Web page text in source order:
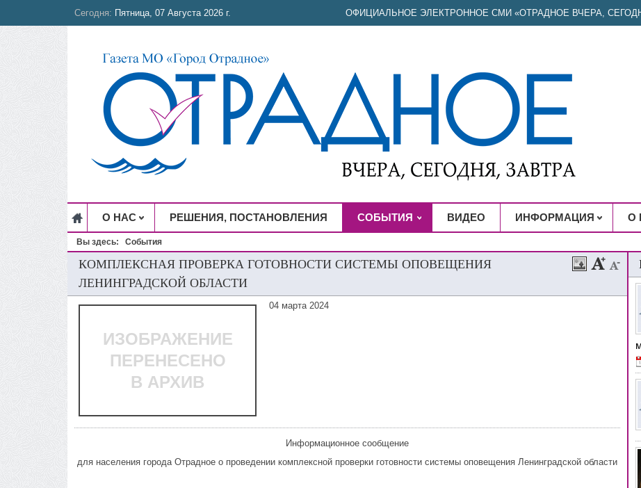
Сегодня: Пятница, 07 Августа 2026 г. ОФИЦИАЛЬНОЕ ЭЛЕКТРОННОЕ СМИ «ОТРАДНОЕ ВЧЕРА,
О НАС РЕШЕНИЯ, ПОСТАНОВЛЕНИЯ СОБЫТИЯ ВИДЕО ИНФОРМАЦИЯ О
Вы здесь: События
КОМПЛЕКСНАЯ ПРОВЕРКА ГОТОВНОСТИ СИСТЕМЫ ОПОВЕЩЕНИЯ
ЛЕНИНГРАДСКОЙ ОБЛАСТИ
04 марта 2024
ИЗОБРАЖЕНИЕ
ПЕРЕНЕСЕНО
В АРХИВ
Информационное сообщение
для населения города Отрадное о проведении комплексной проверки готовности системы оповещения Ленинградской области